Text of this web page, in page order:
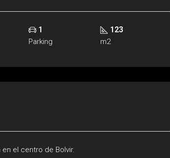
1
Parking
123
m2
el centro de Bolvir.